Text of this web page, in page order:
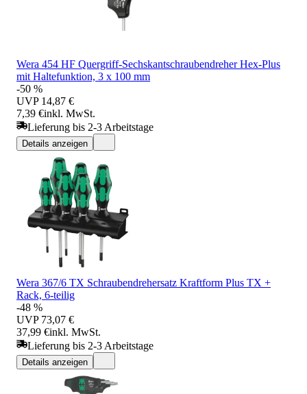
Wera 454 HF Quergriff-Sechskantschraubendreher Hex-Plus
mit Haltefunktion, 3 x 100 mm
-50 %
UVP 14,87 €
7,39 €inkl. MwSt.
Lieferung bis 2-3 Arbeitstage
Details anzeigen
Wera 367/6 TX Schraubendrehersatz Kraftform Plus TX +
Rack, 6-teilig
-48 %
UVP 73,07 €
37,99 €inkl. MwSt.
Lieferung bis 2-3 Arbeitstage
Details anzeigen